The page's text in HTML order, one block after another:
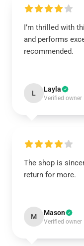
I’m thrilled with
and performs
recommended.
L Layla
Verified owner
The shop is
return for more.
M Mason
Verified owner